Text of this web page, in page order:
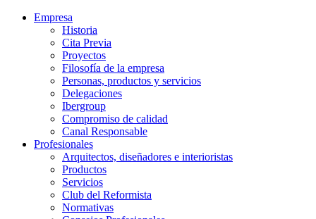
Empresa
Historia
Cita Previa
Proyectos
Filosofía de la empresa
Personas, productos y servicios
Delegaciones
Ibergroup
Compromiso de calidad
Canal Responsable
Profesionales
Arquitectos, diseñadores e interioristas
Productos
Servicios
Club del Reformista
Normativas